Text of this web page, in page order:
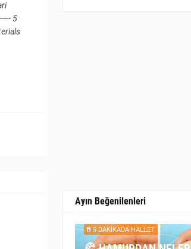
5
Ayın Beğenilenleri
5 DAKİKADA HALLET